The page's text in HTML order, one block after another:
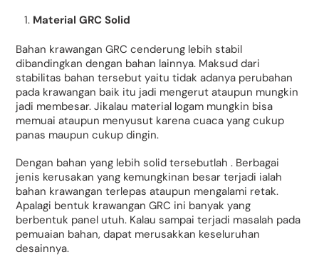
Material GRC Solid
Bahan krawangan GRC cenderung lebih stabil
dibandingkan dengan bahan lainnya. Maksud dari
stabilitas bahan tersebut yaitu tidak adanya perubahan
pada krawangan baik itu jadi mengerut ataupun mungkin
jadi membesar. Jikalau material logam mungkin bisa
memuai ataupun menyusut karena cuaca yang cukup
panas maupun cukup dingin.
Dengan bahan yang lebih solid tersebutlah . Berbagai
jenis kerusakan yang kemungkinan besar terjadi ialah
bahan krawangan terlepas ataupun mengalami retak.
Apalagi bentuk krawangan GRC ini banyak yang
berbentuk panel utuh. Kalau sampai terjadi masalah pada
pemuaian bahan, dapat merusakkan keseluruhan
desainnya.